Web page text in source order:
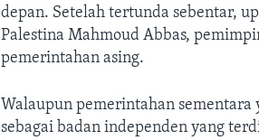
depan. Setelah tertunda sebentar,
Palestina Mahmoud Abbas,
pemerintahan asing.
Walaupun pemerintahan
sebagai badan independen yang